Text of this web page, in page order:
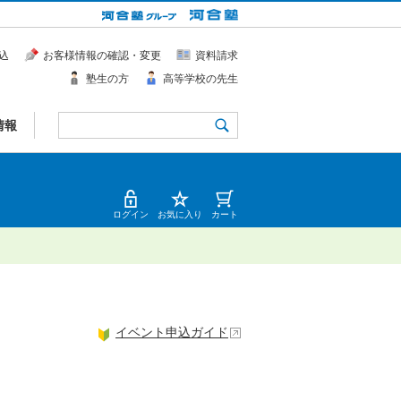
報
お客様情報の確認・変更
資料請求
塾生の方
高等学校の先生
ログイン お気に入り カート
イベント申込ガイド